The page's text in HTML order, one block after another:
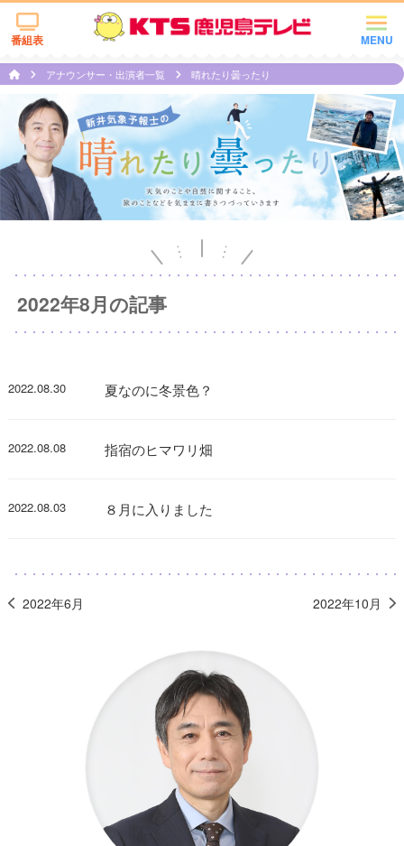
MENU
番組表
アナウンサー・出演者一覧 晴れたり曇ったり
2022年8月の記事
2022.08.30 夏なのに冬景色？
2022.08.08 指宿のヒマワリ畑
2022.08.03 ８月に入りました
2022年6月 2022年10月